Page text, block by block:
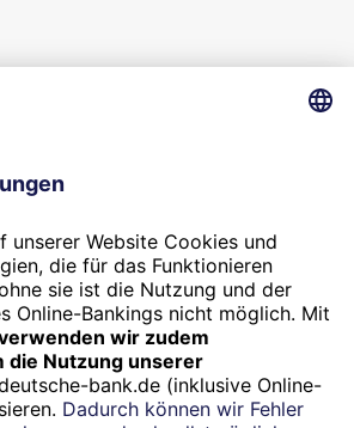
Frien und Boris Karkowski
die Meinung des Herausgebers
wieder.
vereinbaren